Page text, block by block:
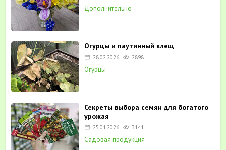
Дополнительно
Огурцы и паутинный клещ
28.02.2026 2898
Огурцы
Секреты выбора семян для богатого
урожая
25.01.2026 3141
Садовая продукция